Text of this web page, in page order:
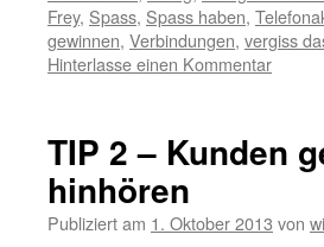
Frey, Spass, Spass haben,
gewinnen, Verbindungen, vergiss
Hinterlasse einen Kommentar
TIP 2 – Kunden
hinhören
Publiziert am 1. Oktober 2013 von